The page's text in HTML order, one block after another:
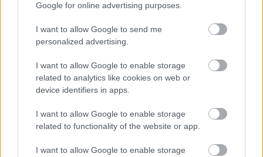
Google for online advertising purposes.
I want to allow Google to send me
personalized advertising.
I want to allow Google to enable storage
related to analytics like cookies on web or
device identifiers in apps.
I want to allow Google to enable storage
related to functionality of the website or app.
I want to allow Google to enable storage